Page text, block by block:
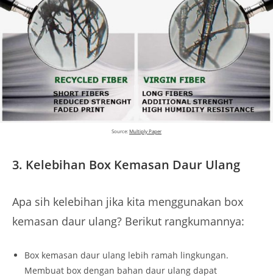
Source: Multiply Paper
3. Kelebihan Box Kemasan Daur Ulang
Apa sih kelebihan jika kita menggunakan box
kemasan daur ulang? Berikut rangkumannya:
Box kemasan daur ulang lebih ramah lingkungan.
Membuat box dengan bahan daur ulang dapat